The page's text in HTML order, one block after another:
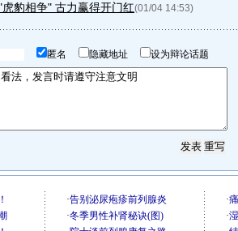
豹相争" 古力赢得开门红(01/04 14:53)
匿名 隐藏地址 设为辩论话题